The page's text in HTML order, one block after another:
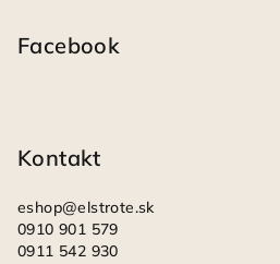
Facebook
Kontakt
eshop@elstrote.sk
0910 901 579
0911 542 930